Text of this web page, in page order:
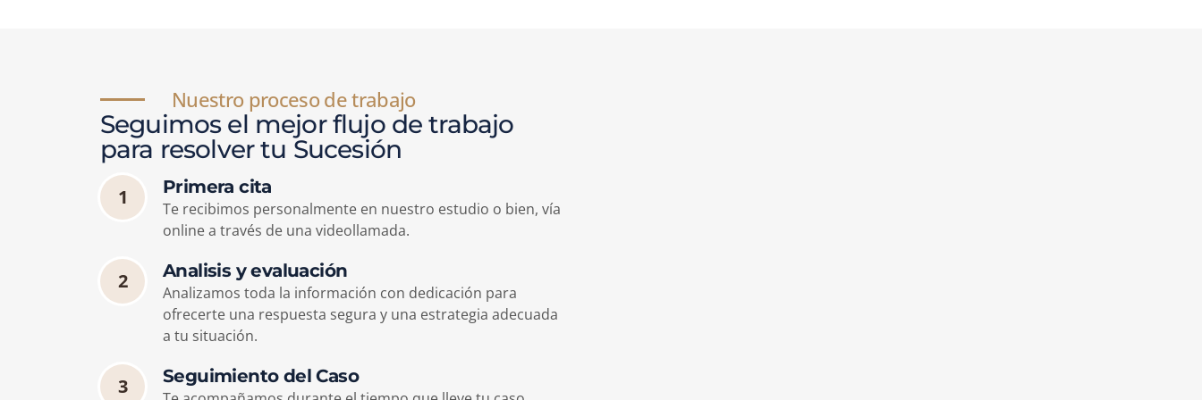
Nuestro proceso de trabajo
Seguimos el mejor flujo de trabajo
para resolver tu Sucesión
1 Primera cita
Te recibimos personalmente en nuestro estudio o bien, vía
online a través de una videollamada.
2 Analisis y evaluación
Analizamos toda la información con dedicación para
ofrecerte una respuesta segura y una estrategia adecuada
a tu situación.
3 Seguimiento del Caso